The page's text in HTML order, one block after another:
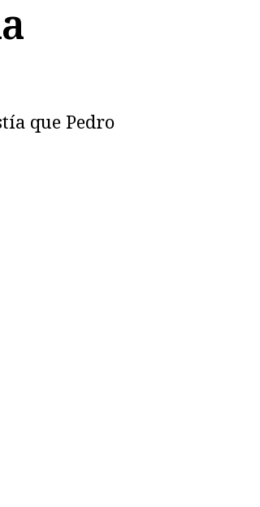
que Pedro